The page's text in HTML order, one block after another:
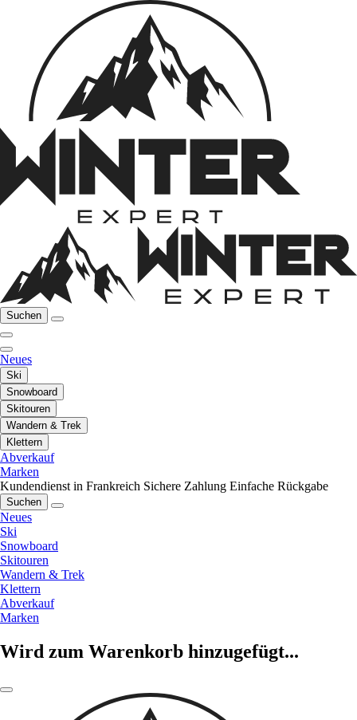
Suchen
Neues
Ski
Snowboard
Skitouren
Wandern & Trek
Klettern
Abverkauf
Marken
Kundendienst in Frankreich Sichere Zahlung Einfache Rückgabe
Suchen
Neues
Ski
Snowboard
Skitouren
Wandern & Trek
Klettern
Abverkauf
Marken
Wird zum Warenkorb hinzugefügt...